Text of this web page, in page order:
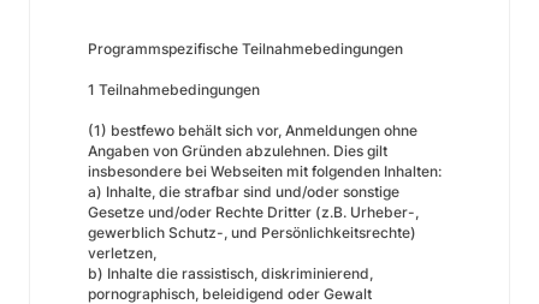
Programmspezifische Teilnahmebedingungen
1 Teilnahmebedingungen
(1) bestfewo behält sich vor, Anmeldungen ohne
Angaben von Gründen abzulehnen. Dies gilt
insbesondere bei Webseiten mit folgenden Inhalten:
a) Inhalte, die strafbar sind und/oder sonstige
Gesetze und/oder Rechte Dritter (z.B. Urheber-,
gewerblich Schutz-, und Persönlichkeitsrechte)
verletzen,
b) Inhalte die rassistisch, diskriminierend,
pornographisch, beleidigend oder Gewalt